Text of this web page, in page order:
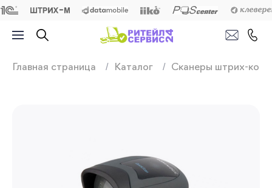
Продажа,
Главная страница Каталог Сканеры штрих-